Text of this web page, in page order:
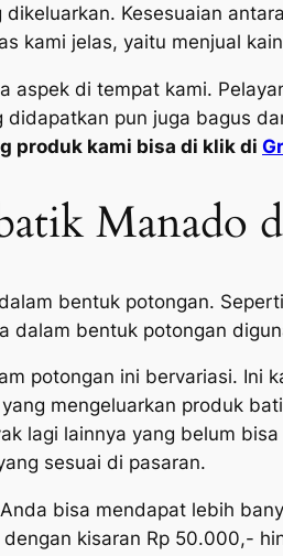
Kesesuaian
kami jelas, yaitu menjual
aspek di tempat kami.
didapatkan pun juga bagus
produk kami bisa di klik di
Manado
bentuk potongan.
dalam bentuk potongan
potongan ini bervariasi. Ini
mengeluarkan produk
lagi lainnya yang belum
sesuai di pasaran.
bisa mendapat lebih
kisaran Rp 50.000,-